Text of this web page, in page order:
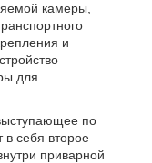
камеры,
и
для
по
себя второе
приварной